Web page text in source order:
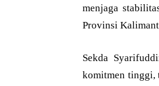
menjaga
Provinsi
Sekda
komitmen tinggi,